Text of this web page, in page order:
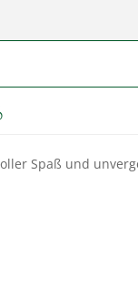
Spaß und